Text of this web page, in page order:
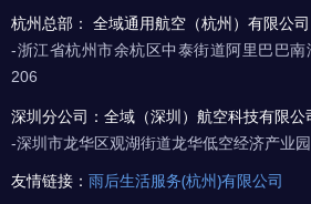
杭州总部： 全域通用航空（杭州）有限公司
-浙江省杭州市余杭区中泰街道阿里巴巴
206
深圳分公司：全域（深圳）航空科技有限公
-深圳市龙华区观湖街道龙华低空经济产业
友情链接： 雨后生活服务(杭州)有限公司